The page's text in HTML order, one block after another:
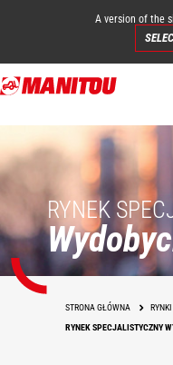
Przejdź
do
A version of the
RYNEK
STRONA GŁÓWNA
RYNKI
RYNEK SPECJALISTYCZNY